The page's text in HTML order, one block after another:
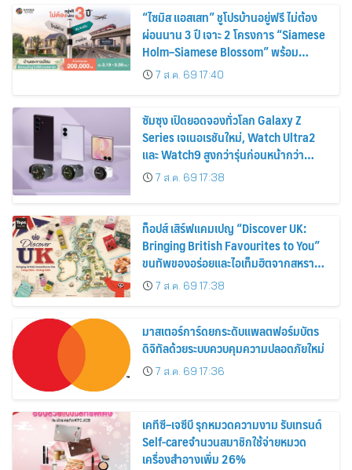
“ไซมิส แอสเสท” ชูโปรบ้านอยู่ฟรี ไม่ต้อง
ผ่อนนาน 3 ปี เจาะ 2 โครงการ “Siamese
Holm–Siamese Blossom” พร้อม
ส่วนลดและสิทธิพิเศษถึง 31 สิงหาคม
2569
7 ส.ค. 69 17:40
ซัมซุง เปิดยอดจองทั่วโลก Galaxy Z
Series เจเนอเรชันใหม่, Watch Ultra2
และ Watch9 สูงกว่ารุ่นก่อนหน้ากว่า
30%7 ส.ค. 69 17:38
ท็อปส์ เสิร์ฟแคมเปญ “Discover UK:
Bringing British Favourites to You”
ขนทัพของอร่อยและไอเท็มฮิตจากสหราช
อาณาจักร ส่งตรงถึงมือตั้งแต่วันนี้ – 18
สิงหาคมนี้
7 ส.ค. 69 17:38
มาสเตอร์การ์ดยกระดับแพลตฟอร์มบัตร
ดิจิทัลด้วยระบบควบคุมความปลอดภัยใหม่
7 ส.ค. 69 17:36
เคทีซี–เจซีบี รุกหมวดความงาม รับเทรนด์
Self-careจำนวนสมาชิกใช้จ่ายหมวด
เครื่องสำอางเพิ่ม 26%